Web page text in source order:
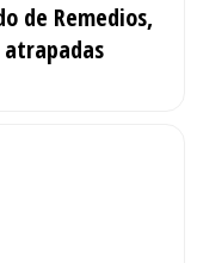
de Remedios,